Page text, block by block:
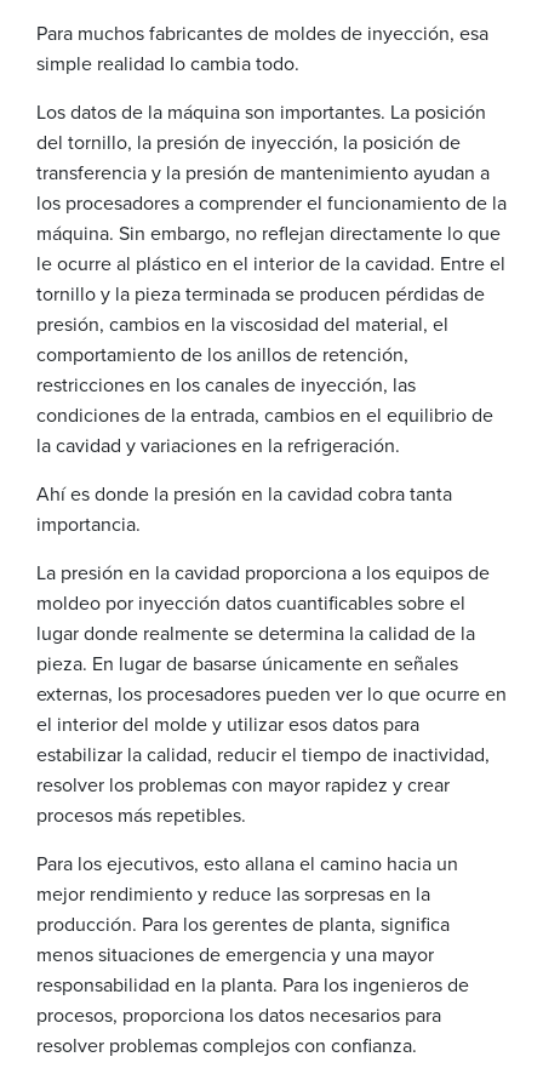
Para muchos fabricantes de moldes de inyección, esa
simple realidad lo cambia todo.
Los datos de la máquina son importantes. La posición
del tornillo, la presión de inyección, la posición de
transferencia y la presión de mantenimiento ayudan a
los procesadores a comprender el funcionamiento de la
máquina. Sin embargo, no reflejan directamente lo que
le ocurre al plástico en el interior de la cavidad. Entre el
tornillo y la pieza terminada se producen pérdidas de
presión, cambios en la viscosidad del material, el
comportamiento de los anillos de retención,
restricciones en los canales de inyección, las
condiciones de la entrada, cambios en el equilibrio de
la cavidad y variaciones en la refrigeración.
Ahí es donde la presión en la cavidad cobra tanta
importancia.
La presión en la cavidad proporciona a los equipos de
moldeo por inyección datos cuantificables sobre el
lugar donde realmente se determina la calidad de la
pieza. En lugar de basarse únicamente en señales
externas, los procesadores pueden ver lo que ocurre en
el interior del molde y utilizar esos datos para
estabilizar la calidad, reducir el tiempo de inactividad,
resolver los problemas con mayor rapidez y crear
procesos más repetibles.
Para los ejecutivos, esto allana el camino hacia un
mejor rendimiento y reduce las sorpresas en la
producción. Para los gerentes de planta, significa
menos situaciones de emergencia y una mayor
responsabilidad en la planta. Para los ingenieros de
procesos, proporciona los datos necesarios para
resolver problemas complejos con confianza.